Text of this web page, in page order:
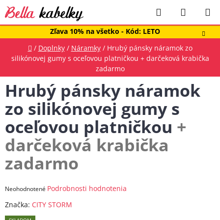
Prejsť
na
obsah
Zľava 10% na všetko - Kód: LETO
Hľadať
KOŠÍK
Domov
/ Doplnky / Náramky / Hrubý pánsky náramok zo
silikónovej gumy s oceľovou platničkou + darčeková krabička
zadarmo
Hrubý pánsky náramok
zo silikónovej gumy s
oceľovou platničkou +
darčeková krabička
zadarmo
Priemerné
Neohodnotené Podrobnosti hodnotenia
Značka: CITY STORM